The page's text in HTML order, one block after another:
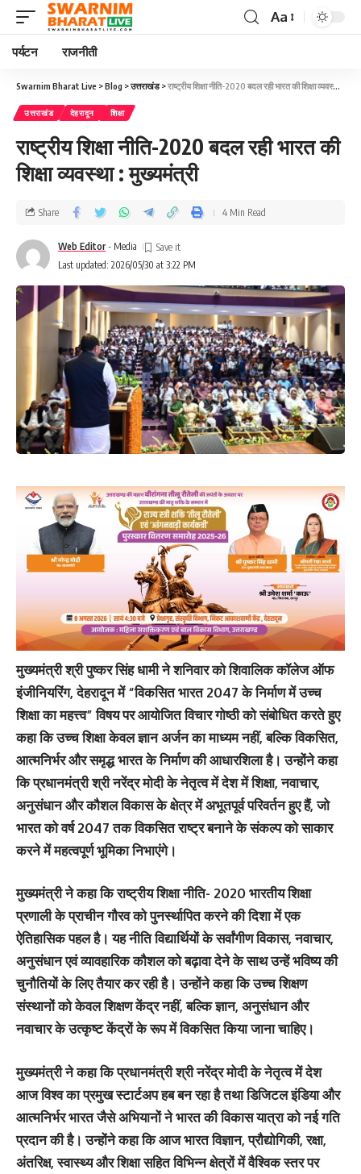
Aa
पर्यटन राजनीती
Swarnim Bharat Live >Blog >उत्तराखंड>राष्ट्रीय शिक्षा नीति-2020 बदल रही भारत की शिक्षा व्यवस्था : मुख्यमंत्री
उत्तराखंड देहरादून शिक्षा
राष्ट्रीय शिक्षा नीति-2020 बदल रही भारत की
शिक्षा व्यवस्था : मुख्यमंत्री
Last updated: 2026/05/30 at 3:22 PM
Web Editor - Media
Share 4 Min Read
मुख्यमंत्री श्री पुष्कर सिंह धामी ने शनिवार को शिवालिक कॉलेज ऑफ
इंजीनियरिंग, देहरादून में “विकसित भारत 2047 के निर्माण में उच्च
शिक्षा का महत्त्व” विषय पर आयोजित विचार गोष्ठी को संबोधित करते हुए
कहा कि उच्च शिक्षा केवल ज्ञान अर्जन का माध्यम नहीं, बल्कि विकसित,
आत्मनिर्भर और समृद्ध भारत के निर्माण की आधारशिला है। उन्होंने कहा
कि प्रधानमंत्री श्री नरेंद्र मोदी के नेतृत्व में देश में शिक्षा, नवाचार,
अनुसंधान और कौशल विकास के क्षेत्र में अभूतपूर्व परिवर्तन हुए हैं, जो
भारत को वर्ष 2047 तक विकसित राष्ट्र बनाने के संकल्प को साकार
करने में महत्वपूर्ण भूमिका निभाएंगे।
मुख्यमंत्री ने कहा कि राष्ट्रीय शिक्षा नीति- 2020 भारतीय शिक्षा
प्रणाली के प्राचीन गौरव को पुनर्स्थापित करने की दिशा में एक
ऐतिहासिक पहल है। यह नीति विद्यार्थियों के सर्वांगीण विकास, नवाचार,
अनुसंधान एवं व्यावहारिक कौशल को बढ़ावा देने के साथ उन्हें भविष्य की
चुनौतियों के लिए तैयार कर रही है। उन्होंने कहा कि उच्च शिक्षण
संस्थानों को केवल शिक्षण केंद्र नहीं, बल्कि ज्ञान, अनुसंधान और
नवाचार के उत्कृष्ट केंद्रों के रूप में विकसित किया जाना चाहिए।
मुख्यमंत्री ने कहा कि प्रधानमंत्री श्री नरेंद्र मोदी के नेतृत्व में देश
आज विश्व का प्रमुख स्टार्टअप हब बन रहा है तथा डिजिटल इंडिया और
आत्मनिर्भर भारत जैसे अभियानों ने भारत की विकास यात्रा को नई गति
प्रदान की है। उन्होंने कहा कि आज भारत विज्ञान, प्रौद्योगिकी, रक्षा,
अंतरिक्ष, स्वास्थ्य और शिक्षा सहित विभिन्न क्षेत्रों में वैश्विक स्तर पर